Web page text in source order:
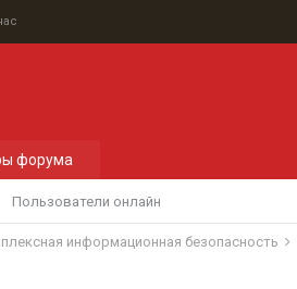
Пользователи онлайн
форума
информационная безопасность